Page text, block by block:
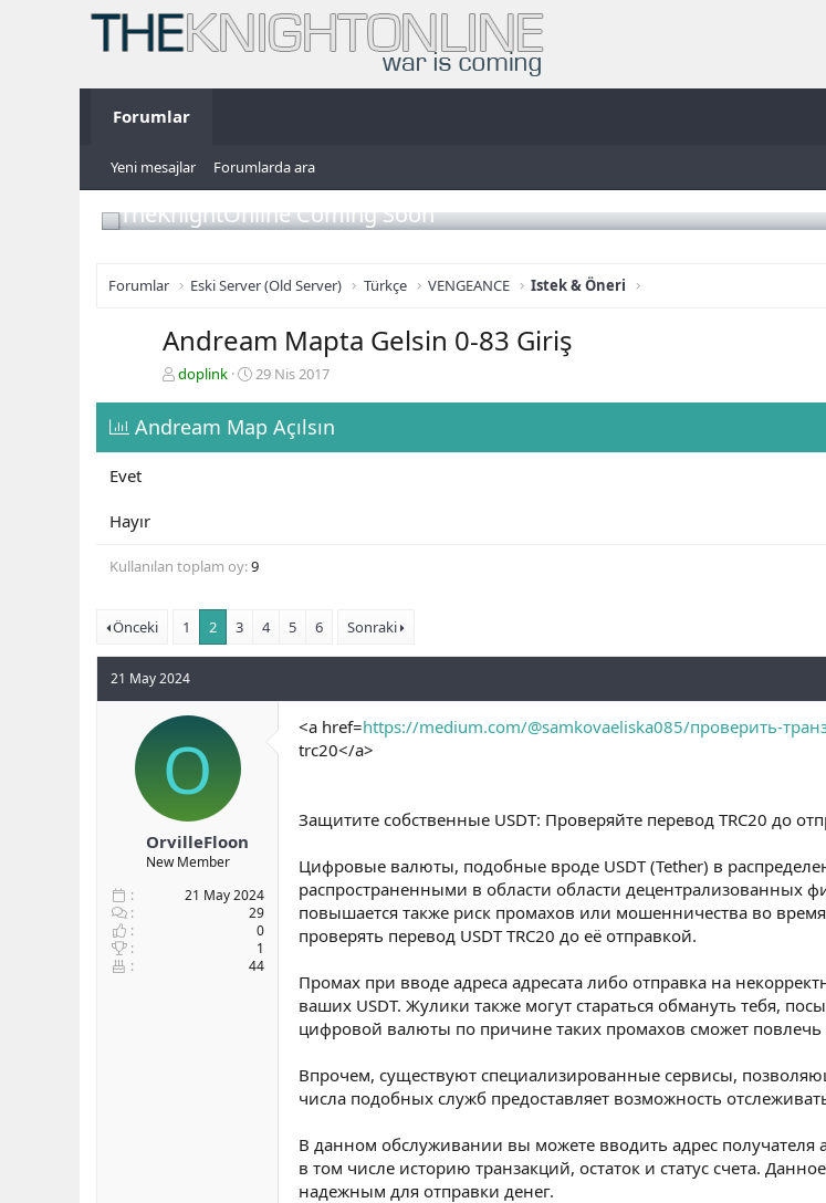
Forumlar
Yeni mesajlar Forumlarda ara
TheKnightOnline Coming Soon
Forumlar Eski Server (Old Server) Türkçe VENGEANCE Istek & Öneri
Andream Mapta Gelsin 0-83 Giriş
K
b
u
l
a
doplink
B
a
a
h
29 Nis 2017
Andream Map Açılsın
Evet
Hayır
Kullanılan toplam oy 9
Önceki 1 2 3 4 5 6 Sonraki
21 May 2024
O
OrvilleFloon
New Member
21 May 2024
29
0
1
44
<a href=https://medium.com/@samkovaeliska085/проверить-
trc20</a>
Защитите собственные USDT: Проверяйте перевод TRC20 до
Цифровые валюты, подобные вроде USDT (Tether) в
распространенными в области области децентрализованных
повышается также риск промахов или мошенничества во
проверять перевод USDT TRC20 до её отправкой.
Промах при вводе адреса адресата либо отправка на
ваших USDT. Жулики также могут стараться обмануть тебя,
цифровой валюты по причине таких промахов сможет
Впрочем, существуют специализированные сервисы,
числа подобных служб предоставляет возможность
В данном обслуживании вы можете вводить адрес
в том числе историю транзакций, остаток и статус счета.
надежным для отправки денег.